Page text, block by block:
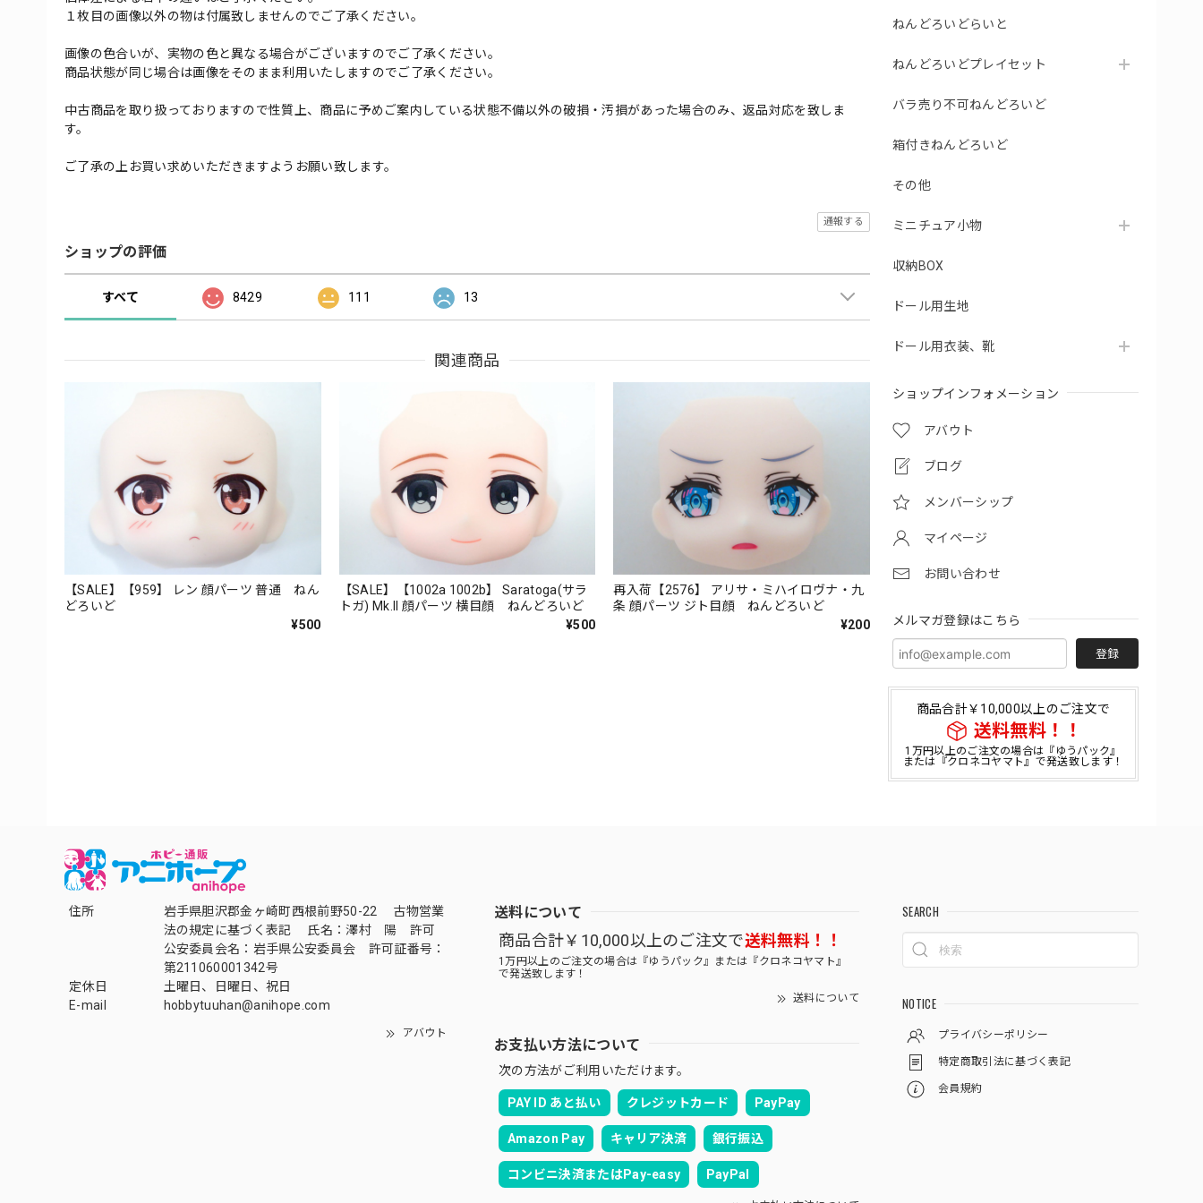
ねんどろいどらいと
ねんどろいどプレイセット
バラ売り不可ねんどろいど
箱付きねんどろいど
その他
ミニチュア小物
収納BOX
ドール用生地
ドール用衣装、靴
ショップインフォメーション
アバウト
ブログ
メンバーシップ
マイページ
お問い合わせ
メルマガ登録はこちら
登録
商品合計￥10,000以上のご注文で
送料無料！！
1万円以上のご注文の場合は『ゆうパック』
または『クロネコヤマト』で発送致します！
１枚目の画像以外の物は付属致しませんのでご了承ください。
画像の色合いが、実物の色と異なる場合がございますのでご了承ください。
商品状態が同じ場合は画像をそのまま利用いたしますのでご了承ください。
中古商品を取り扱っておりますので性質上、商品に予めご案内している状態不備以外の破損・汚損があった場合のみ、返品対応を致しま
す。
ご了承の上お買い求めいただきますようお願い致します。
通報する
ショップの評価
すべて 8429 111 13
関連商品
【SALE】【959】 レン 顔パーツ 普通 ねん
どろいど
¥500
【SALE】【1002a 1002b】 Saratoga(サラ
トガ) Mk.II 顔パーツ 横目顔 ねんどろいど
¥500
再入荷【2576】 アリサ・ミハイロヴナ・九
条 顔パーツ ジト目顔 ねんどろいど
¥200
住所
岩手県胆沢郡金ヶ崎町西根前野50-22 古物営業
法の規定に基づく表記 氏名：澤村 陽 許可
公安委員会名：岩手県公安委員会 許可証番号：
第211060001342号
定休日
土曜日、日曜日、祝日
E-mail
hobbytuuhan@anihope.com
アバウト
送料について
商品合計￥10,000以上のご注文で送料無料！！
1万円以上のご注文の場合は『ゆうパック』または『クロネコヤマト』
で発送致します！
送料について
お支払い方法について
次の方法がご利用いただけます。
PAY ID あと払い クレジットカード PayPay
Amazon Pay キャリア決済 銀行振込
コンビニ決済またはPay-easy PayPal
SEARCH
NOTICE
プライバシーポリシー
特定商取引法に基づく表記
会員規約